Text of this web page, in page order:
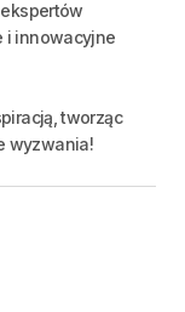
i innowacyjne
tworząc
wyzwania!